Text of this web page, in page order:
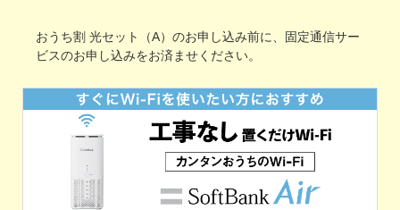
おうち割 光セット（A）のお申し込み前に、固定通信サー
ビスのお申し込みをお済ませください。